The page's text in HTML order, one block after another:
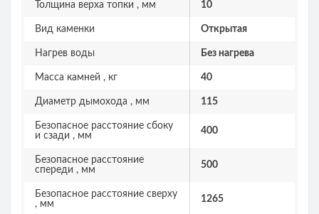
Толщина верха топки , мм 10
Вид каменки Открытая
Нагрев воды Без нагрева
Масса камней , кг 40
Диаметр дымохода , мм 115
Безопасное расстояние сбоку
и сзади , мм
400
Безопасное расстояние
спереди , мм
500
Безопасное расстояние сверху
, мм
1265